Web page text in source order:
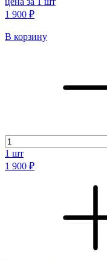
1 900 ₽
В корзину
1 шт
1 900 ₽